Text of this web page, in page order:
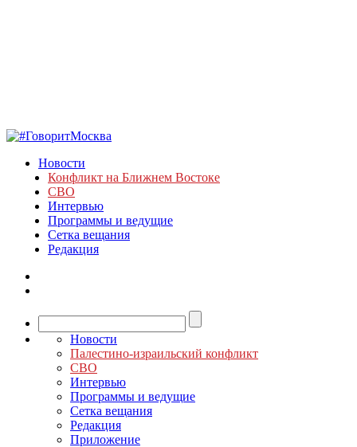
Новости
Конфликт на Ближнем Востоке
СВО
Интервью
Программы и ведущие
Сетка вещания
Редакция
Новости
Палестино-израильский конфликт
СВО
Интервью
Программы и ведущие
Сетка вещания
Редакция
Приложение